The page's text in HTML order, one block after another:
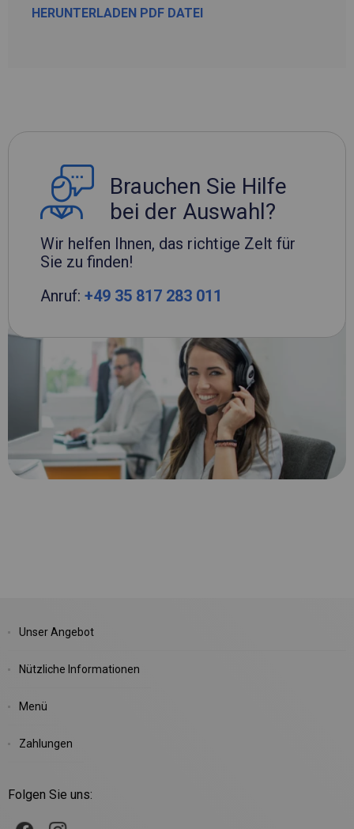
HERUNTERLADEN PDF DATEI
Brauchen Sie Hilfe
bei der Auswahl?
Wir helfen Ihnen, das richtige Zelt für
Sie zu finden!
Anruf: +49 35 817 283 011
Unser Angebot
Nützliche Informationen
Menü
Zahlungen
Folgen Sie uns: